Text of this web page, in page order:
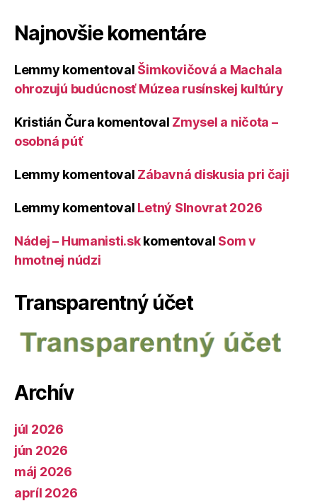
Najnovšie komentáre
Lemmy komentoval Šimkovičová a Machala
ohrozujú budúcnosť Múzea rusínskej kultúry
Kristián Čura komentoval Zmysel a ničota –
osobná púť
Lemmy komentoval Zábavná diskusia pri čaji
Lemmy komentoval Letný Slnovrat 2026
Nádej – Humanisti.skkomentoval Som v
hmotnej núdzi
Transparentný účet
Archív
júl 2026
jún 2026
máj 2026
apríl 2026